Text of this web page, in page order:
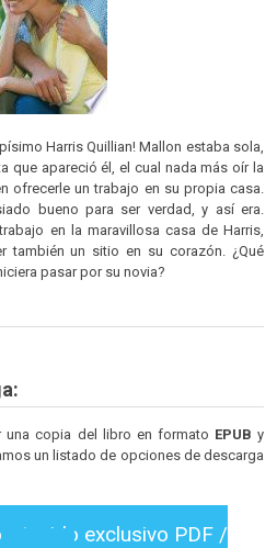
Harris Quillian! Mallon estaba sola,
que apareció él, el cual nada más oír la
ofrecerle un trabajo en su propia casa.
bueno para ser verdad, y así era.
en la maravillosa casa de Harris,
también un sitio en su corazón. ¿Qué
pasar por su novia?
una copia del libro en formato EPUB y
un listado de opciones de descarga
exclusivo PDF /